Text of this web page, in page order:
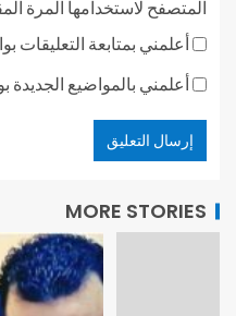
المتصفح لاستخدامها المرة
أعلمني بمتابعة التعليقات
أعلمني بالمواضيع الجديدة
MORE STORIES